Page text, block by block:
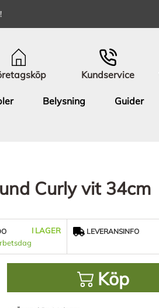
Kundservice
Belysning Guider
Curly vit 34cm
I LAGER
LEVERANSINFO
Köp